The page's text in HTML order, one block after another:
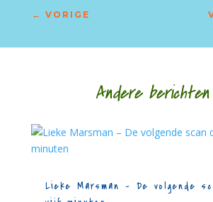
← VORIGE
Andere berichten
Lieke Marsman – De volgende